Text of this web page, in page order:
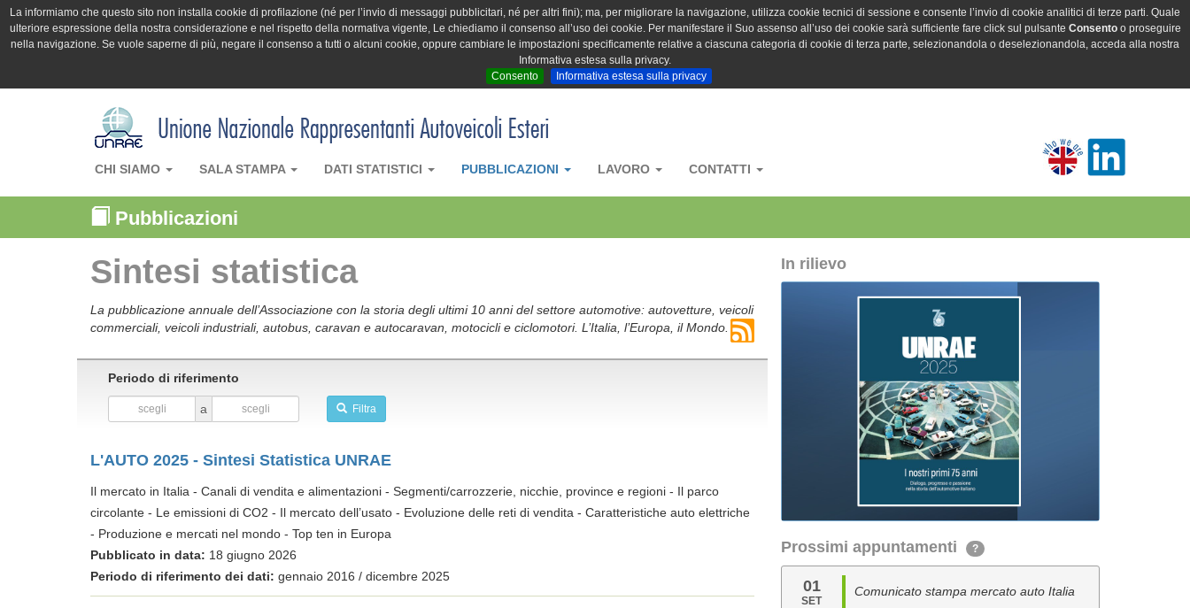
La informiamo che questo sito non installa cookie di profilazione (né per l’invio di messaggi pubblicitari, né per altri fini); ma, per migliorare la navigazione, utilizza cookie tecnici di sessione e consente l’invio di cookie analitici di terze parti. Quale
ulteriore espressione della nostra considerazione e nel rispetto della normativa vigente, Le chiediamo il consenso all’uso dei cookie. Per manifestare il Suo assenso all’uso dei cookie sarà sufficiente fare click sul pulsante Consentoo proseguire
nella navigazione. Se vuole saperne di più, negare il consenso a tutti o alcuni cookie, oppure cambiare le impostazioni specificamente relative a ciascuna categoria di cookie di terza parte, selezionandola o deselezionandola, acceda alla nostra
Informativa estesa sulla privacy.
Consento
Informativa estesa sulla privacy
CHI SIAMO SALA STAMPA DATI STATISTICI PUBBLICAZIONI LAVORO CONTATTI
Pubblicazioni
Sintesi statistica
La pubblicazione annuale dell’Associazione con la storia degli ultimi 10 anni del settore automotive: autovetture, veicoli
commerciali, veicoli industriali, autobus, caravan e autocaravan, motocicli e ciclomotori. L’Italia, l’Europa, il Mondo.
Periodo di riferimento
a Filtra
L'AUTO 2025 - Sintesi Statistica UNRAE
Il mercato in Italia - Canali di vendita e alimentazioni - Segmenti/carrozzerie, nicchie, province e regioni - Il parco
circolante - Le emissioni di CO2 - Il mercato dell’usato - Evoluzione delle reti di vendita - Caratteristiche auto elettriche
- Produzione e mercati nel mondo - Top ten in Europa
Pubblicato in data: 18 giugno 2026
Periodo di riferimento dei dati: gennaio 2016 / dicembre 2025
In rilievo
Prossimi appuntamenti ?
01
SET
Comunicato stampa mercato auto Italia